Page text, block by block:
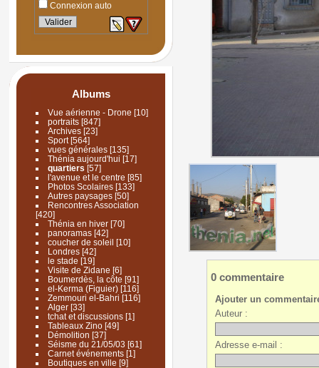
Connexion auto
Albums
Vue aérienne - Drone [10]
portraits[847]
Archives [23]
Sport[564]
vues générales[135]
Thénia aujourd'hui [17]
quartiers [57]
l'avenue et le centre [85]
Photos Scolaires[133]
Autres paysages[50]
Rencontres Association
[420]
Thénia en hiver[70]
panoramas[42]
coucher de soleil [10]
Londres[42]
le stade [19]
Visite de Zidane [6]
Boumerdès, la côte [91]
el-Kerma (Figuier)[116]
Zemmouri el-Bahri [116]
Alger[33]
tchat et discussions[1]
Tableaux Zino[49]
Démolition [37]
Séisme du 21/05/03 [61]
Carnet événements[1]
Boutiques en ville [9]
0 commentaire
Ajouter un
Auteur :
Adresse e-mail :